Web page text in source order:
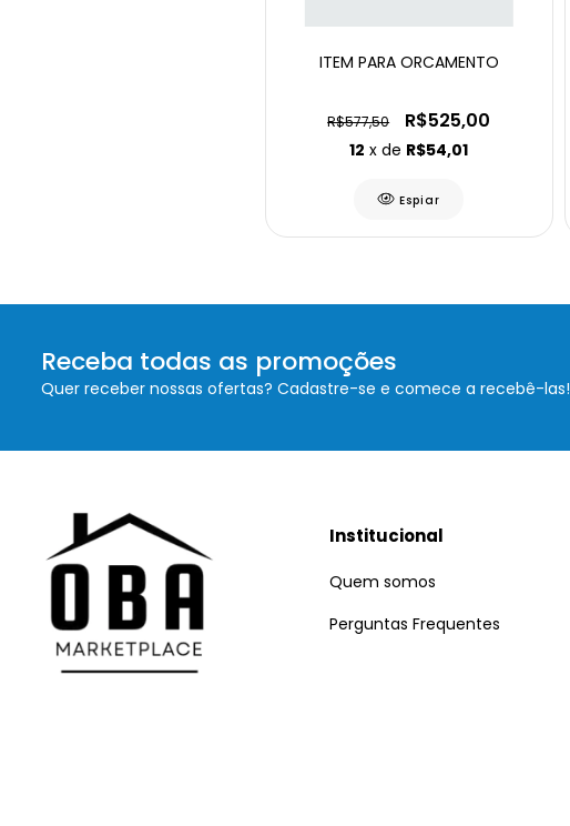
ITEM PARA ORCAMENTO
R$577,50 R$525,00
12 x de R$54,01
Espiar
Receba todas as promoções
Quer receber nossas ofertas? Cadastre-se e comece a recebê-las!
Institucional
Quem somos
Perguntas Frequentes